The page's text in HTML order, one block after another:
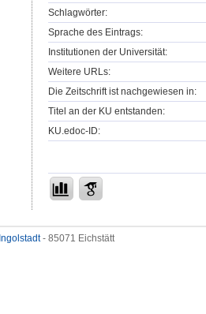
Schlagwörter:
Sprache des Eintrags:
Institutionen der Universität:
Weitere URLs:
Die Zeitschrift ist nachgewiesen in:
Titel an der KU entstanden:
KU.edoc-ID:
- 85071 Eichstätt